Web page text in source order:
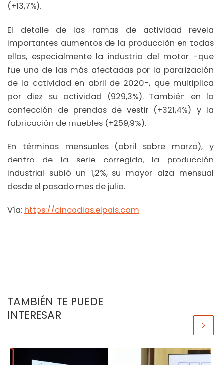
(+13,7%).
El detalle de las ramas de actividad revela
importantes aumentos de la producción en todas
ellas, especialmente la industria del motor -que
fue una de las más afectadas por la paralización
de la actividad en abril de 2020-, que multiplica
por diez su actividad (929,3%). También en la
confección de prendas de vestir (+321,4%) y la
fabricación de muebles (+259,9%).
En términos mensuales (abril sobre marzo), y
dentro de la serie corregida, la producción
industrial subió un 1,2%, su mayor alza mensual
desde el pasado mes de julio.
Vía: https://cincodias.elpais.com
TAMBIÉN TE PUEDE
INTERESAR